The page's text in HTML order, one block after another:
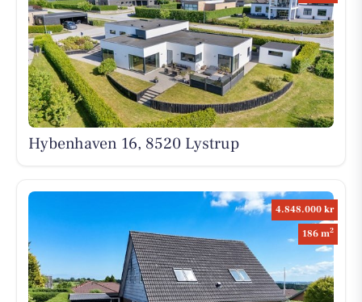
Hybenhaven 16, 8520 Lystrup
4.848.000 kr
186 m2